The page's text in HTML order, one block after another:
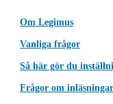
Om Legimus
Vanliga frågor
Så här gör du
Frågor om inläsningar